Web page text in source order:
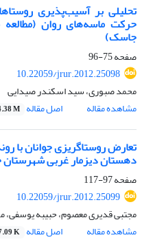
تحلیلی بر آسیب‌پذیری
حرکت ماسه‌های روان
جاسک)
صفحه75-96
10.22059/jrur.2012.25098
محمد صبوری، سید اسکندر صیدایی
مشاهده مقاله
اصل مقاله M
تعارض روستاگریزی جوانان با
دهستان دیزمار غربی شهرستان
صفحه97-117
10.22059/jrur.2012.25099
مجتبی قدیری معصوم، حبیبه یوسفی،
مشاهده مقاله
اصل مقاله K